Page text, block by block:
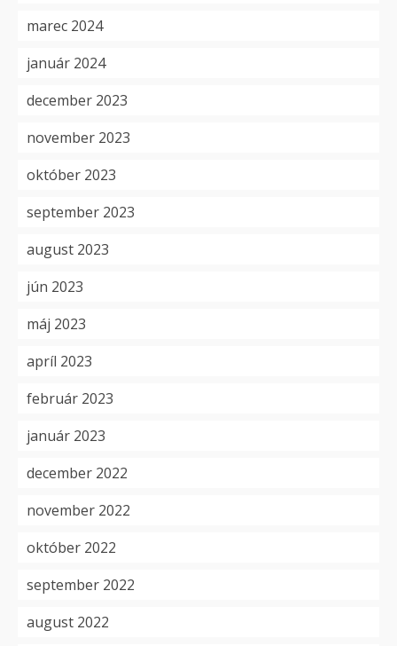
marec 2024
január 2024
december 2023
november 2023
október 2023
september 2023
august 2023
jún 2023
máj 2023
apríl 2023
február 2023
január 2023
december 2022
november 2022
október 2022
september 2022
august 2022